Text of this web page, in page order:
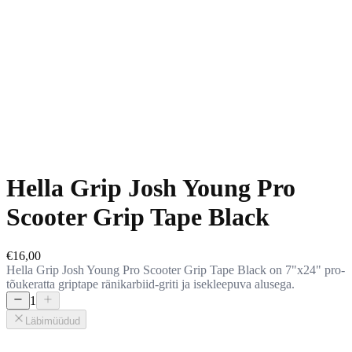
Hella Grip Josh Young Pro
Scooter Grip Tape Black
€16,00
Hella Grip Josh Young Pro Scooter Grip Tape Black on 7"x24" pro-
tõukeratta griptape ränikarbiid-griti ja isekleepuva alusega.
1
Läbimüüdud